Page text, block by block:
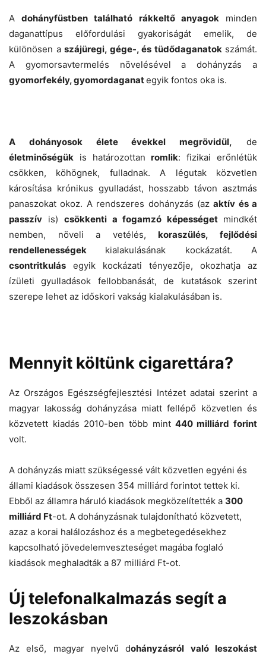
A dohányfüstben található rákkeltő anyagok minden
daganattípus előfordulási gyakoriságát emelik, de
különösen a szájüregi, gége-, és tüdődaganatokszámát.
A gyomorsavtermelés növelésével a dohányzás a
gyomorfekély, gyomordaganategyik fontos oka is.
A dohányosok élete évekkel megrövidül, de
életminőségük is határozottanromlik: fizikai erőnlétük
csökken, köhögnek, fulladnak. A légutak közvetlen
károsítása krónikus gyulladást, hosszabb távon asztmás
panaszokat okoz. A rendszeres dohányzás (azaktív és a
passzív is) csökkenti a fogamzó képességet mindkét
nemben, növeli a vetélés,koraszülés, fejlődési
rendellenességek kialakulásának kockázatát. A
csontritkulás egyik kockázati tényezője, okozhatja az
ízületi gyulladások fellobbanását, de kutatások szerint
szerepe lehet az időskori vakság kialakulásában is.
Mennyit költünk cigarettára?
Az Országos Egészségfejlesztési Intézet adatai szerint a
magyar lakosság dohányzása miatt fellépő közvetlen és
közvetett kiadás 2010-ben több mint440 milliárd forint
volt.
A dohányzás miatt szükségessé vált közvetlen egyéni és
állami kiadások összesen 354 milliárd forintot tettek ki.
Ebből az államra háruló kiadások megközelítették a 300
milliárd Ft-ot. A dohányzásnak tulajdonítható közvetett,
azaz a korai halálozáshoz és a megbetegedésekhez
kapcsolható jövedelemveszteséget magába foglaló
kiadások meghaladták a 87 milliárd Ft-ot.
Új telefonalkalmazás segít a
leszokásban
Az első, magyar nyelvű dohányzásról való leszokást